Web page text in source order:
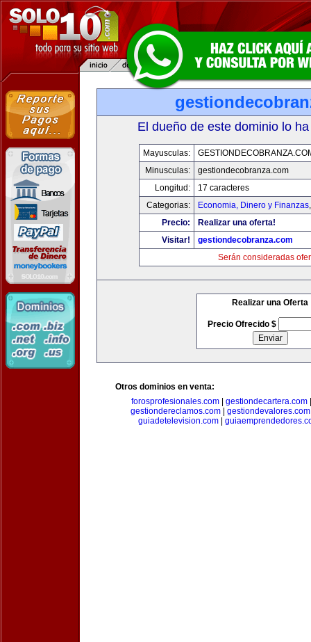
El dueño de este dominio lo
Mayusculas:
Minusculas:
gestiondecobranza.com
Longitud:
17 caracteres
Categorias:
Economia, Dinero y Finanzas
Precio:
Realizar una oferta!
Visitar!
gestiondecobranza.com
Serán consideradas
Realizar una Oferta
Precio Ofrecido $
Otros dominios en venta:
forosprofesionales.com
gestiondecartera.com
gestiondereclamos.com| gestiondevalores.com
guiadetelevision.com